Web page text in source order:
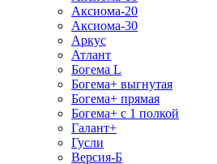
Аксиома-20
Аксиома-30
Аркус
Атлант
Богема L
Богема+ выгнутая
Богема+ прямая
Богема+ с 1 полкой
Галант+
Гусли
Версия-Б